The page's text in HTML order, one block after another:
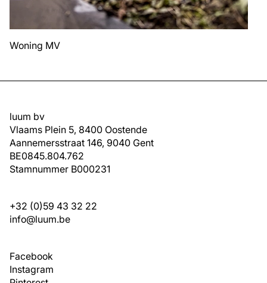
Woning MV
luum bv
Vlaams Plein 5, 8400 Oostende
Aannemersstraat 146, 9040 Gent
BE0845.804.762
Stamnummer B000231
+32 (0)59 43 32 22
info@luum.be
Facebook
Instagram